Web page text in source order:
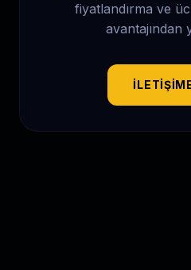
fiyatlandırma ve
avantajından